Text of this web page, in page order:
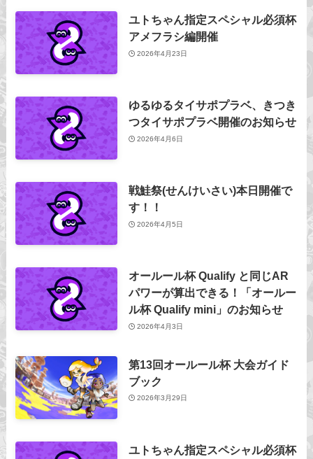
ユトちゃん指定スペシャル必須杯
アメフラシ編開催
2026年4月23日
ゆるゆるタイサポプラベ、きつき
つタイサポプラベ開催のお知らせ
2026年4月6日
戦鮭祭(せんけいさい)本日開催で
す！！
2026年4月5日
オールール杯 Qualify と同じAR
パワーが算出できる！「オールー
ル杯 Qualify mini」のお知らせ
2026年4月3日
第13回オールール杯 大会ガイド
ブック
2026年3月29日
ユトちゃん指定スペシャル必須杯